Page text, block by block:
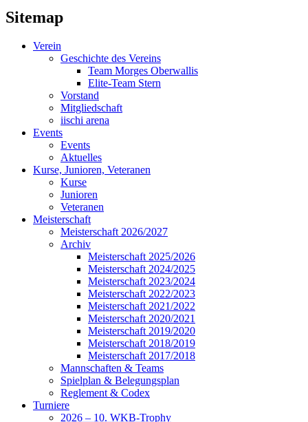
Sitemap
Verein
Geschichte des Vereins
Team Morges Oberwallis
Elite-Team Stern
Vorstand
Mitgliedschaft
iischi arena
Events
Events
Aktuelles
Kurse, Junioren, Veteranen
Kurse
Junioren
Veteranen
Meisterschaft
Meisterschaft 2026/2027
Archiv
Meisterschaft 2025/2026
Meisterschaft 2024/2025
Meisterschaft 2023/2024
Meisterschaft 2022/2023
Meisterschaft 2021/2022
Meisterschaft 2020/2021
Meisterschaft 2019/2020
Meisterschaft 2018/2019
Meisterschaft 2017/2018
Mannschaften & Teams
Spielplan & Belegungsplan
Reglement & Codex
Turniere
2026 – 10. WKB-Trophy